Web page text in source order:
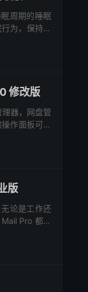
周期的睡眠
为，保持健
修改版
器，网盘管
作面板可同
版
论是工作还
Pro 都可